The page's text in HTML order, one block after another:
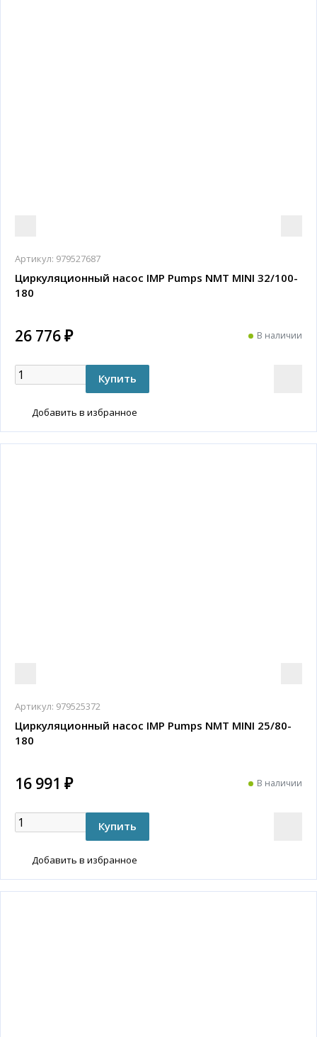
Артикул: 979527687
Циркуляционный насос IMP Pumps NMT MINI 32/100-
180
26 776 ₽ В наличии
Добавить в избранное
Артикул: 979525372
Циркуляционный насос IMP Pumps NMT MINI 25/80-
180
16 991 ₽ В наличии
Добавить в избранное